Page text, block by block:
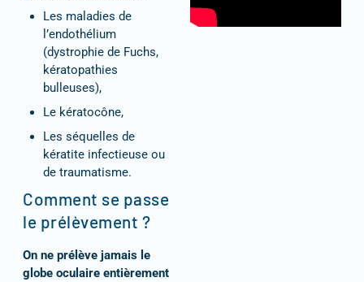
Les maladies de
l’endothélium
(dystrophie de Fuchs,
kératopathies
bulleuses),
Le kératocône,
Les séquelles de
kératite infectieuse ou
de traumatisme.
Comment se passe
le prélèvement ?
On ne prélève jamais le
globe oculaire entièrement